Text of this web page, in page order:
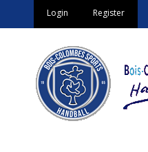
Login Register